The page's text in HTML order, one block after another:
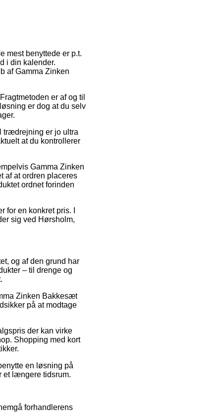
mest benyttede er p.t.
i din kalender.
af Gamma Zinken
er af og til
er dog at du selv
trædrejning er jo ultra
at du kontrollerer
Gamma Zinken
af at ordren placeres
ordnet forinden
en konkret pris. I
sig ved Hørsholm,
og af den grund har
– til drenge og
Zinken Bakkesæt
på at modtage
der kan virke
Shopping med kort
en løsning på
et længere tidsrum.
forhandlerens